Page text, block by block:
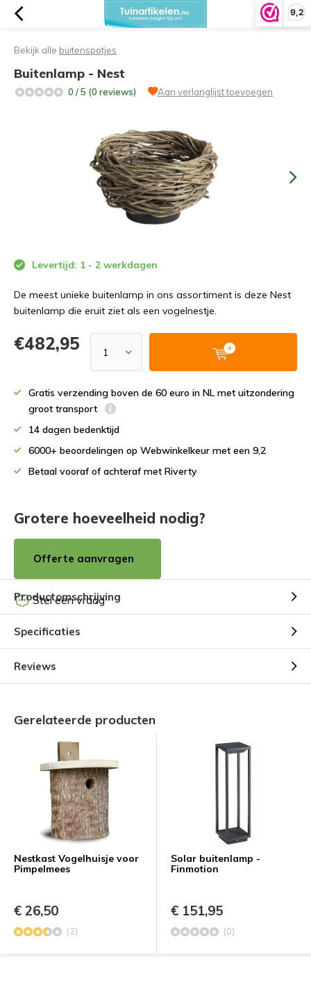
9,2
Bekijk alle buitenspotjes
Buitenlamp - Nest
0 / 5 (0 reviews) Aan verlanglijst toevoegen
Levertijd: 1 - 2 werkdagen
De meest unieke buitenlamp in ons assortiment is deze Nest
buitenlamp die eruit ziet als een vogelnestje.
€482,95
Gratis verzending boven de 60 euro in NL met uitzondering
groot transport
14 dagen bedenktijd
6000+ beoordelingen op Webwinkelkeur met een 9,2
Betaal vooraf of achteraf met Riverty
Grotere hoeveelheid nodig?
Offerte aanvragen
Stel een vraag
Productomschrijving
Specificaties
Reviews
Gerelateerde producten
Nestkast Vogelhuisje voor
Pimpelmees
€ 26,50
(2)
Solar buitenlamp -
Finmotion
€ 151,95
(0)